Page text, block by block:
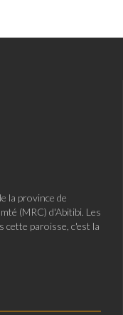
la province de
(MRC) d'Abitibi. Les
cette paroisse, c'est la